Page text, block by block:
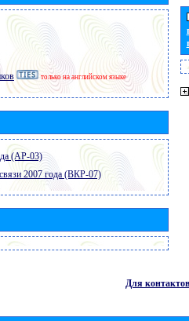
только на английском языке
(АР-03)
2007 года (ВКР-07)
Для контактов